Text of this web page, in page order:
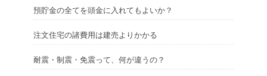
預貯金の全てを頭金に入れてもよいか？
注文住宅の諸費用は建売よりかかる
耐震・制震・免震って、何が違うの？